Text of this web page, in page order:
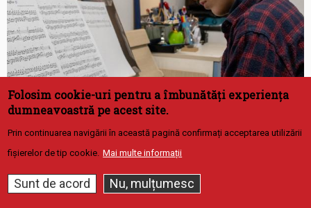
Redirecționează
3,5% din impozit
Folosim cookie-uri pentru a îmbunătăți experiența
dumneavoastră pe acest site.
Prin continuarea navigării în această pagină confirmați acceptarea utilizării
fișierelor de tip cookie. Mai multe informații
Sunt de acord Nu, mulțumesc